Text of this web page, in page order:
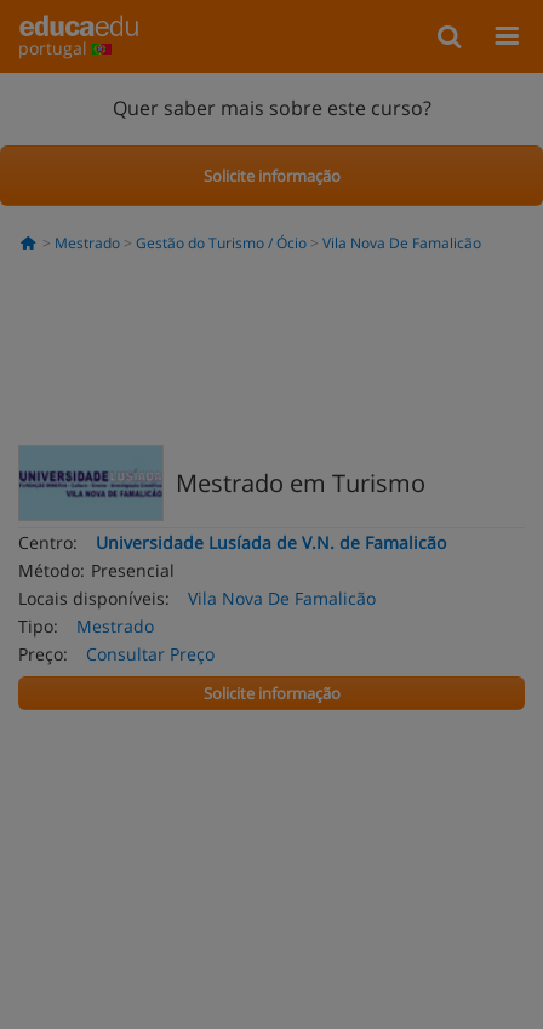
portugal
Quer saber mais sobre este curso?
Solicite informação
Mestrado Gestão do Turismo / Ócio Vila Nova De Famalicão
Mestrado em Turismo
Centro:
Universidade Lusíada de V.N. de Famalicão
Método: Presencial
Locais disponíveis:
Vila Nova De Famalicão
Tipo:
Mestrado
Preço:
Consultar Preço
Solicite informação